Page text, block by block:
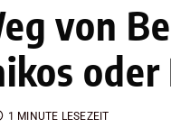
von
1 MINUTE LESEZEIT